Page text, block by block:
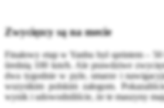
Zwycięzcy są na mecie
Finałowy etap w Yanbu był sprintem –
średnią 100 km/h. Ale prawdziwe
dwa tygodnie w pyle, smarze i
wszystkim polskim załogom.
wynik i udowodniliście, że te maszyny